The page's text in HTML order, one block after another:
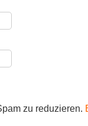
zu reduzieren.